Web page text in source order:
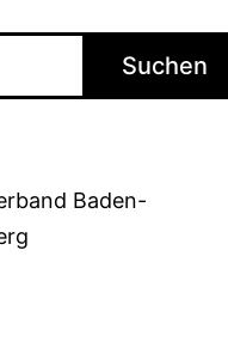
Suchen